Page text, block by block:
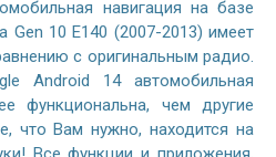
навигация на базе
Gen 10 E140 (2007-2013) имеет
с оригинальным радио.
Android 14 автомобильная
функциональна, чем другие
что Вам нужно, находится на